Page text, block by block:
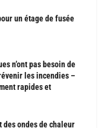
un étage de fusée
n’ont pas besoin de
les incendies –
rapides et
des ondes de chaleur